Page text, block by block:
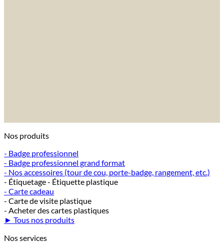
Nos produits
- Badge professionnel
- Badge professionnel grand format
- Nos accessoires (tour de cou, porte-badge, rangement, etc.)
- Étiquetage - Étiquette plastique
- Carte cadeau
- Carte de visite plastique
- Acheter des cartes plastiques
► Tous nos produits
Nos services